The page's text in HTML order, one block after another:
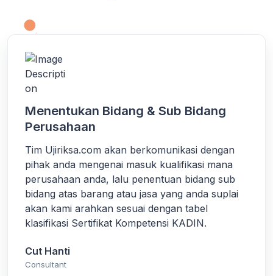
Menentukan Bidang & Sub Bidang
Perusahaan
Tim Ujiriksa.com akan berkomunikasi dengan
pihak anda mengenai masuk kualifikasi mana
perusahaan anda, lalu penentuan bidang sub
bidang atas barang atau jasa yang anda suplai
akan kami arahkan sesuai dengan tabel
klasifikasi Sertifikat Kompetensi KADIN.
Cut Hanti
Consultant